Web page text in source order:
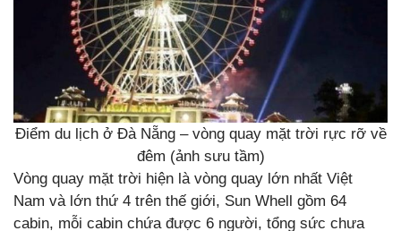
Điểm du lịch ở Đà Nẵng – vòng quay mặt trời rực rỡ về
đêm (ảnh sưu tầm)
Vòng quay mặt trời hiện là vòng quay lớn nhất Việt
Nam và lớn thứ 4 trên thế giới, Sun Whell gồm 64
cabin, mỗi cabin chứa được 6 người, tổng sức chưa